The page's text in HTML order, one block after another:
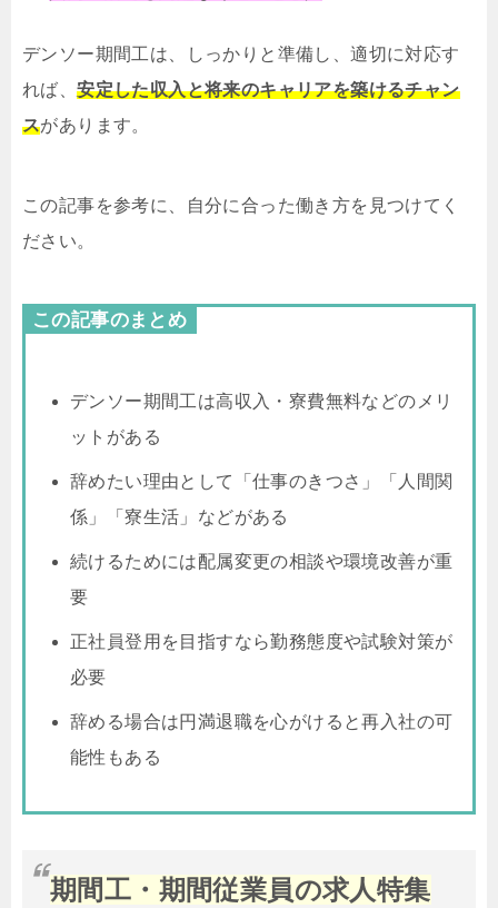
デンソー期間工は、しっかりと準備し、適切に対応す
れば、安定した収入と将来のキャリアを築けるチャン
スがあります。
この記事を参考に、自分に合った働き方を見つけてく
ださい。
この記事のまとめ
デンソー期間工は高収入・寮費無料などのメリ
ットがある
辞めたい理由として「仕事のきつさ」「人間関
係」「寮生活」などがある
続けるためには配属変更の相談や環境改善が重
要
正社員登用を目指すなら勤務態度や試験対策が
必要
辞める場合は円満退職を心がけると再入社の可
能性もある
期間工・期間従業員の求人特集